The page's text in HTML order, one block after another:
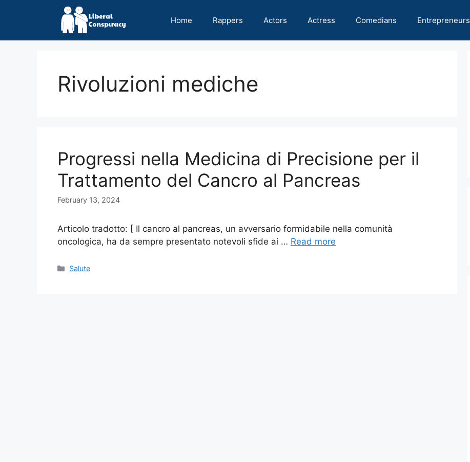
Home Rappers Actors Actress Comedians Entrepreneurs
Rivoluzioni mediche
Progressi nella Medicina di Precisione per il
Trattamento del Cancro al Pancreas
February 13, 2024
Articolo tradotto: [ Il cancro al pancreas, un avversario formidabile nella comunità
oncologica, ha da sempre presentato notevoli sfide ai … Read more
Categories
Salute